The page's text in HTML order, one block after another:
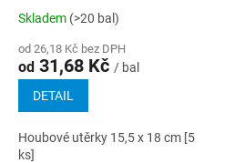
Skladem (>20 bal)
od 26,18 Kč bez DPH
od 31,68 Kč / bal
DETAIL
Houbové utěrky 15,5 x 18 cm [5
ks]